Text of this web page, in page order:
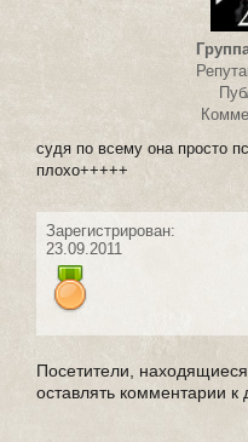
судя по всему она просто
плохо+++++
Зарегистрирован:
23.09.2011
Посетители,
оставлять комментарии к